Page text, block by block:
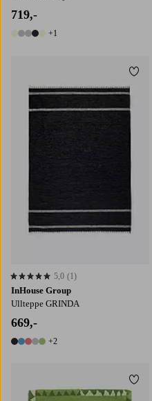
719,-
6 farger
+1
InHouse Group
Ullteppe GRINDA
669,-
7 farger
+2
5,0 basert på 1 karaktergivninger
5,0 (1)